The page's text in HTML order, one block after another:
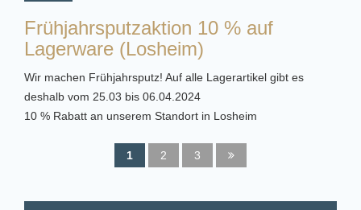
Frühjahrsputzaktion 10 % auf
Lagerware (Losheim)
Wir machen Frühjahrsputz! Auf alle Lagerartikel gibt es
deshalb vom 25.03 bis 06.04.2024
10 % Rabatt an unserem Standort in Losheim
1 2 3